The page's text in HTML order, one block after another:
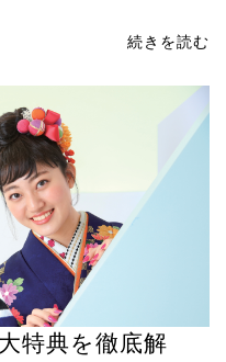
続きを読む
特典を徹底解